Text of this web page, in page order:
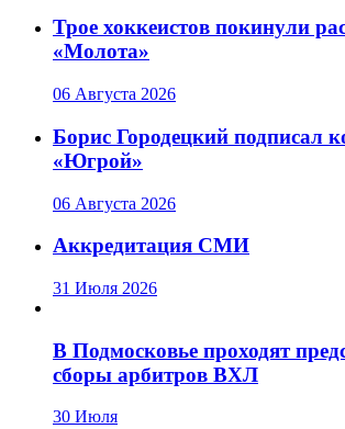
Трое хоккеистов покинули
«Молота»
06 Августа 2026
Борис Городецкий подписал
«Югрой»
06 Августа 2026
Аккредитация СМИ
31 Июля 2026
В Подмосковье проходят
сборы арбитров ВХЛ
30 Июля